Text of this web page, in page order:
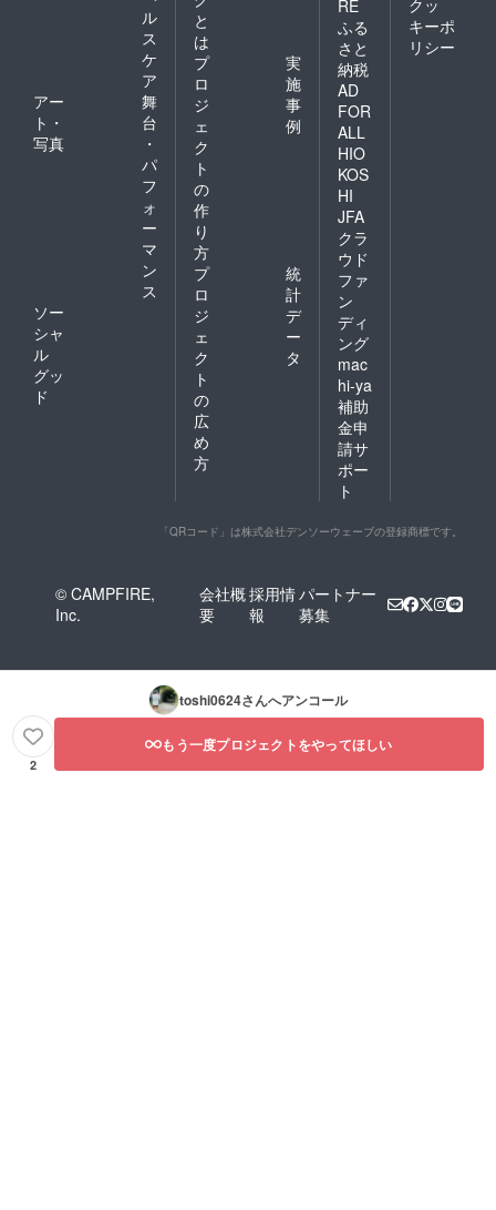
ル
ス
ケ
ア
アー
ト・
写真
舞
台
・
パ
フ
ォ
ー
マ
ン
ス
ソー
シャ
ル
グッ
ド
と
は
プ
ロ
ジ
ェ
ク
ト
の
作
り
方
実
施
事
例
プ
ロ
ジ
ェ
ク
ト
の
広
め
方
統
計
デ
ー
タ
RE
ふる
さと
納税
AD
FOR
ALL
HIO
KOS
HI
JFA
クラ
ウド
ファ
ン
ディ
ング
mac
hi-ya
補助
金申
請サ
ポー
ト
クッ
キーポ
リシー
「QRコード」は株式会社デンソーウェーブの登録商標です。
© CAMPFIRE,
Inc.
会社概
要
採用情
報
パートナー
募集
toshi0624さんへアンコール
2
もう一度プロジェクトをやってほしい